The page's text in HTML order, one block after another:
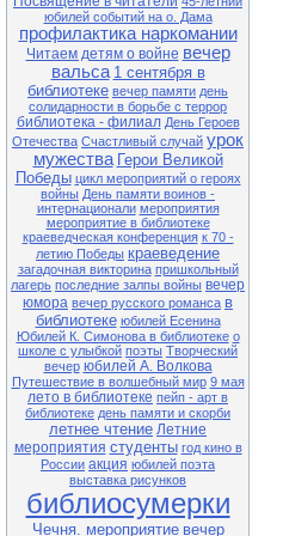
Чернобыля» (35 лет со дня
катастрофы на Чернобыльской
АЭС)
27.04 13-00 Ф№1
Квест-игра «В поисках заветного
клада» (в рамках клуба «Семь Я)
28.04 13-00 Ф№1
Экологический час «Чернобыль.
Год 1986» (35 лет со дня
катастрофы на Чернобыльской
АЭС)
28.04 11-00 ЦБ
Литературный час «Король смеха
Аркадий Аверченко» (140 лет со
дня рождения писателя)
29.04 13-00 Ф№1
Обзор книжной выставки «Они не
должны исчезнуть» (по Красной
книге Приморского края)
Внимание! В связи с продлением
ограничительных мер в
расписании возможны
корректировки. Обращаться по
тел.: 25-1-72
юбилей событий на о. Дама
профилактика наркомании
Читаем детям о войне вечер
вальса 1 сентября в
библиотеке вечер памяти день
солидарности в борьбе с террор
библиотека - филиал День Героев
Отечества Счастливый случай урок
мужества Герои Великой
Победы цикл мероприятий о героях
войны День памяти воинов -
интернационали мероприятия
мероприятие в библиотеке
краеведческая конференция к 70 -
летию Победы краеведение
загадочная викторина пришкольный
лагерь последние залпы войны вечер
юмора вечер русского романса в
библиотеке юбилей Есенина
Юбилей К. Симонова в библиотеке о
школе с улыбкой поэты Творческий
вечер юбилей А. Волкова
Путешествие в волшебный мир 9 мая
лето в библиотеке пейп - арт в
библиотеке день памяти и скорби
летнее чтение Летние
мероприятия студенты год кино в
России акция юбилей поэта
выставка рисунков
библиосумерки
Чечня. мероприятие вечер